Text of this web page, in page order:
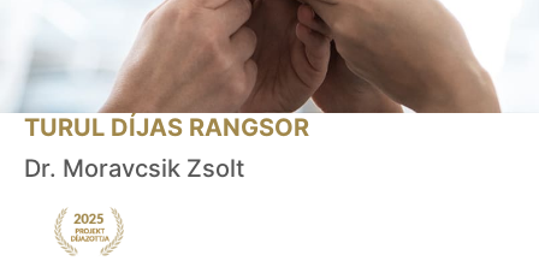
TURUL DÍJAS RANGSOR
Dr. Moravcsik Zsolt